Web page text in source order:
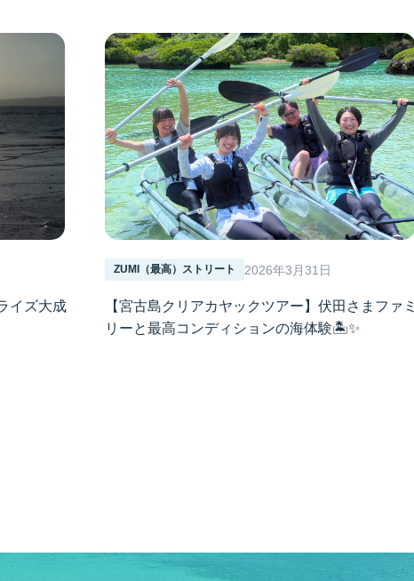
イズ大成
ZUMI（最高）ストリート 2026年3月31日
【宮古島クリアカヤックツアー】伏田さまファミ
リーと最高コンディションの海体験🏝️✨